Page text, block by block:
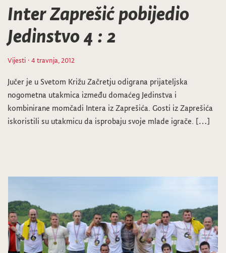
Inter Zaprešić pobijedio
Jedinstvo 4 : 2
Vijesti · 4 travnja, 2012
Jučer je u Svetom Križu Začretju odigrana prijateljska
nogometna utakmica između domaćeg Jedinstva i
kombinirane momčadi Intera iz Zaprešića. Gosti iz Zaprešića
iskoristili su utakmicu da isprobaju svoje mlade igrače. […]